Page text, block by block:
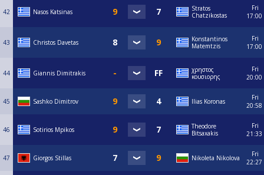
42 Nasos Katsinas
Stratos
Chatzikostas
Fri
17:00
43 Christos Davetas
Konstantinos
Matemtzis
Fri
17:00
44 Giannis Dimitrakis
χρηστος
κουσιορης
Fri
20:00
45 Sashko Dimitrov Ilias Koronas
Fri
20:58
46 Sotirios Mpikos
Theodore
Bitsaxakis
Fri
21:33
47 Giorgos Stillas Nikoleta Nikolova
Fri
22:27